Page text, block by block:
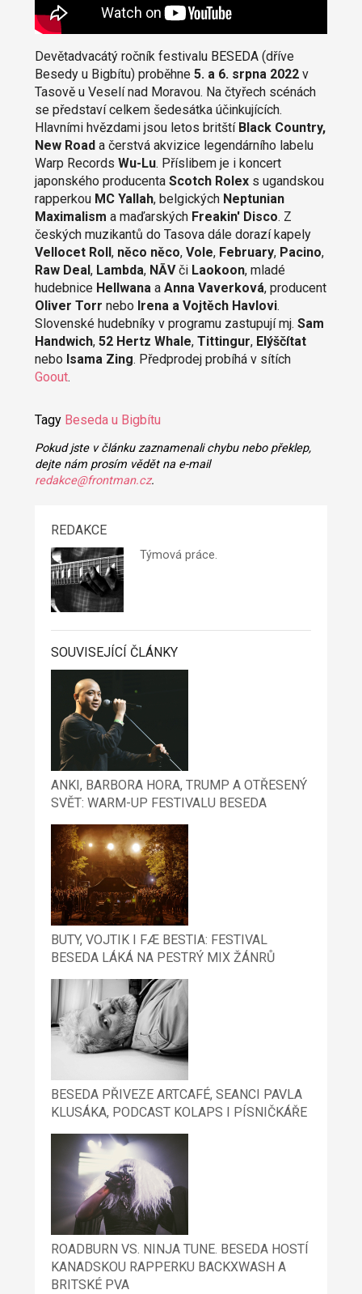
Devětadvacátý ročník festivalu BESEDA (dříve
Besedy u Bigbítu) proběhne5. a 6. srpna 2022v
Tasově u Veselí nad Moravou. Na čtyřech scénách
se představí celkem šedesátka účinkujících.
Hlavními hvězdami jsou letos britští Black Country,
New Roada čerstvá akvizice legendárního labelu
Warp Records Wu-Lu. Příslibem je i koncert
japonského producenta Scotch Rolexs ugandskou
rapperkou MC Yallah, belgických Neptunian
Maximalism a maďarských Freakin' Disco. Z
českých muzikantů do Tasova dále dorazí kapely
Vellocet Roll, něco něco, Vole, February, Pacino,
Raw Deal, Lambda, NĀVči Laokoon, mladé
hudebnice Hellwana a Anna Vaverková, producent
Oliver Torr nebo Irena a Vojtěch Havlovi.
Slovenské hudebníky v programu zastupují mj. Sam
Handwich, 52 Hertz Whale, Tittingur, Elýščítat
neboIsama Zing. Předprodej probíhá v sítích
Goout.
Tagy Beseda u Bigbítu
Pokud jste v článku zaznamenali chybu nebo překlep,
dejte nám prosím vědět na e-mail
redakce@frontman.cz.
REDAKCE
Týmová práce.
SOUVISEJÍCÍ ČLÁNKY
ANKI, BARBORA HORA, TRUMP A OTŘESENÝ
SVĚT: WARM-UP FESTIVALU BESEDA
BUTY, VOJTIK I FÆ BESTIA: FESTIVAL
BESEDA LÁKÁ NA PESTRÝ MIX ŽÁNRŮ
BESEDA PŘIVEZE ARTCAFÉ, SEANCI PAVLA
KLUSÁKA, PODCAST KOLAPS I PÍSNIČKÁŘE
ROADBURN VS. NINJA TUNE. BESEDA HOSTÍ
KANADSKOU RAPPERKU BACKXWASH A
BRITSKÉ PVA